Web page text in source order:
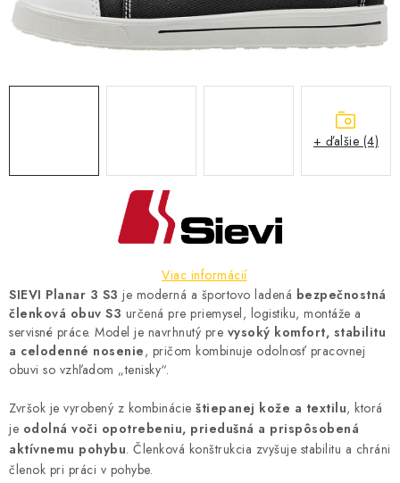
KONTAKT
Často kladené otázky
INFORMÁCIE PRE ZÁKAZNÍKOV
Viac informácií
SIEVI Planar 3 S3 je moderná a športovo ladená bezpečnostná
členková obuv S3 určená pre priemysel, logistiku, montáže a
servisné práce. Model je navrhnutý pre vysoký komfort, stabilitu
a celodenné nosenie, pričom kombinuje odolnosť pracovnej
obuvi so vzhľadom „tenisky“.
Zvršok je vyrobený z kombinácie štiepanej kože a textilu, ktorá
je odolná voči opotrebeniu, priedušná a prispôsobená
aktívnemu pohybu. Členková konštrukcia zvyšuje stabilitu a chráni
členok pri práci v pohybe.
+ ďalšie (4)